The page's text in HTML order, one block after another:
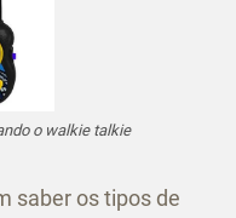
o walkie talkie
saber os tipos de